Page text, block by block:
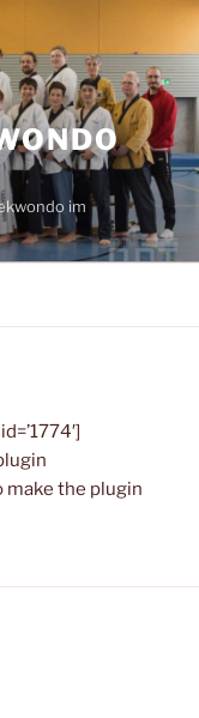
im
make the plugin